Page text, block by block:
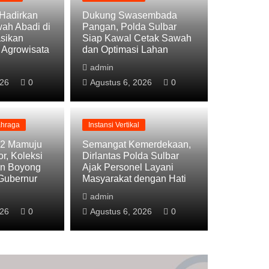
Melanda, Polantas Polda Sulbar Datang
Air dan Kepedulian
Agustus 8, 2026 0
Abadi di
0
Dukung Swasembada
Pangan, Polda Sulbar
Siap Kawal Cetak Sawah
dan Optimasi Lahan
admin
Agustus 6, 2026
0
Mamuju
Koleksi
Boyong
0
Instansi Vertikal
Semangat Kemerdekaan,
Dirlantas Polda Sulbar
Ajak Personel Layani
Masyarakat dengan Hati
admin
Agustus 6, 2026
0